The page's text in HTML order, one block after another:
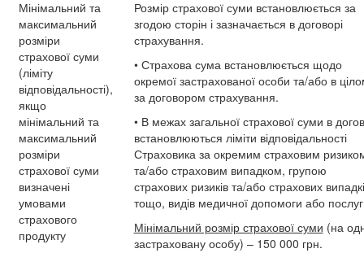
Мінімальний та
максимальний
розміри
страхової суми
(ліміту
відповідальності),
якщо
мінімальний та
максимальний
розміри
страхової суми
визначені
умовами
страхового
продукту
Розмір страхової суми встановлюється за
згодою сторін і зазначається в договорі
страхування.
• Страхова сума встановлюється щодо
окремої застрахованої особи та/або в
за договором страхування.
• В межах загальної страхової суми в
встановлюються ліміти відповідальності
Страховика за окремим страховим
та/або страховим випадком, групою
страхових ризиків та/або страхових
тощо, видів медичної допомоги або
Мінімальний розмір страхової суми (на
застраховану особу) – 150 000 грн.